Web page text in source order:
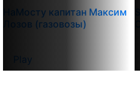
НаМосту капитан Максим
Лозов (газовозы)
Play